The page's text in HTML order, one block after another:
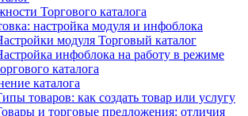
Торгового каталога
настройка модуля и инфоблока
модуля Торговый каталог
инфоблока на работу в режиме
каталога
каталога
товаров: как создать товар или услугу
и торговые предложения: отличия